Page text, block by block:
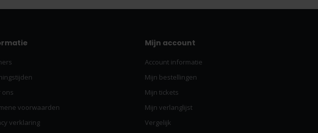
ons
voorwaarden
verklaring
Mijn account
Account informatie
Mijn bestellingen
Mijn tickets
Mijn verlanglijst
Vergelijk